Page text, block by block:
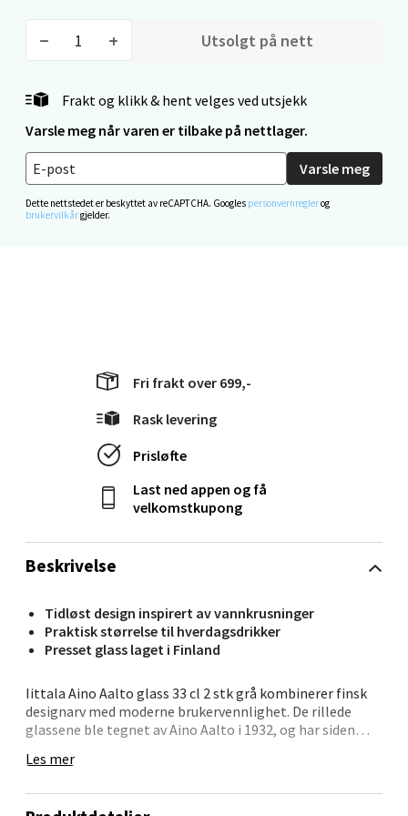
Utsolgt på nett
Frakt og klikk & hent velges ved utsjekk
Varsle meg når varen er tilbake på nettlager.
Varsle meg
Dette nettstedet er beskyttet av reCAPTCHA. Googles personvernreglerog
brukervilkårgjelder.
Beskrivelse
Tidløst design inspirert av vannkrusninger
Praktisk størrelse til hverdagsdrikker
Presset glass laget i Finland
Iittala Aino Aalto glass 33 cl 2 stk grå kombinerer finsk
designarv med moderne brukervennlighet. De rillede
glassene ble tegnet av Aino Aalto i 1932, og har siden
Les mer
Fri frakt over 699,-
Rask levering
Prisløfte
Last ned appen og få
velkomstkupong
Jupiterveien 2, 4340 Bryne
0 i butikk
Velg
Levanger - Magneten
Moafjæra 14, 7606 Levanger
Åpent i dag 10-20
Mandal - Alti Mandal
Åpent i dag 10-20